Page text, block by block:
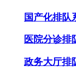
国产化排队
医院分诊排
政务大厅排